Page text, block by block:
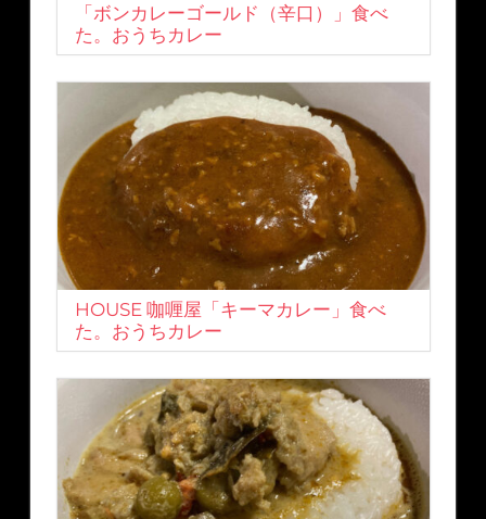
「ボンカレーゴールド（辛口）」食べ
た。おうちカレー
HOUSE 咖喱屋「キーマカレー」食べ
た。おうちカレー